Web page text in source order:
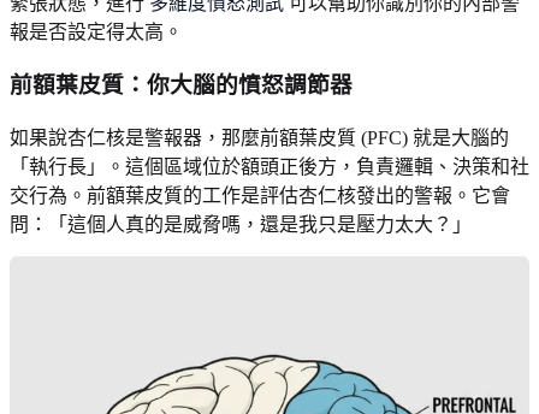
報是否設定得太高。
前額葉皮質：你大腦的憤怒調節器
如果說杏仁核是警報器，那麼前額葉皮質 (PFC) 就是大腦的
「執行長」。這個區域位於額頭正後方，負責邏輯、決策和社
交行為。前額葉皮質的工作是評估杏仁核發出的警報。它會
問：「這個人真的是威脅嗎，還是我只是壓力太大？」